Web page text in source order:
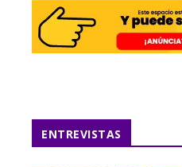
ENTREVISTAS